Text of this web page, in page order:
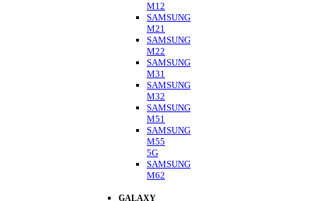
M12
SAMSUNG
M21
SAMSUNG
M22
SAMSUNG
M31
SAMSUNG
M32
SAMSUNG
M51
SAMSUNG
M55
5G
SAMSUNG
M62
GALAXY